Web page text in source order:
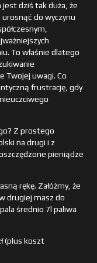
dziś tak duża, że
do wyczynu
To właśnie dlatego
Twojej uwagi. Co
frustrację, gdy
Z prostego
na drugi i z
pieniądze
rękę. Załóżmy, że
drugiej masz do
średnio 7l paliwa
(plus koszt